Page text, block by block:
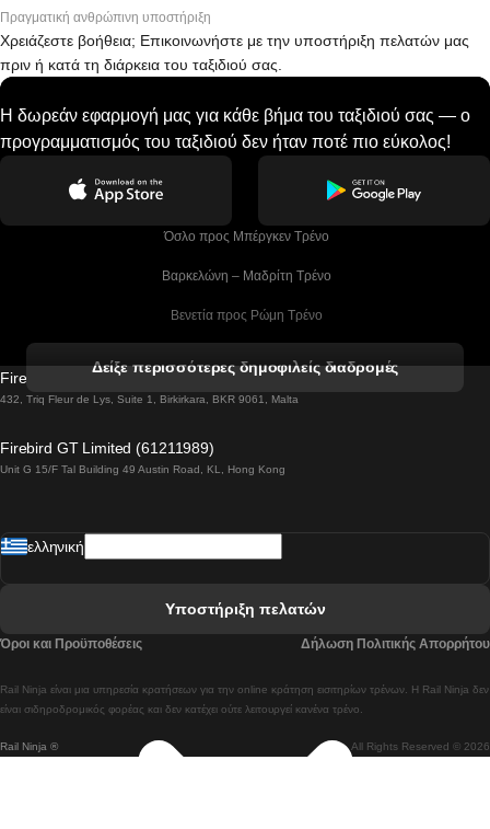
Πραγματική ανθρώπινη υποστήριξη
Χρειάζεστε βοήθεια; Επικοινωνήστε με την υποστήριξη πελατών μας
πριν ή κατά τη διάρκεια του ταξιδιού σας.
Η δωρεάν εφαρμογή μας για κάθε βήμα του ταξιδιού σας — ο
προγραμματισμός του ταξιδιού δεν ήταν ποτέ πιο εύκολος!
Όσλο προς Μπέργκεν Tρένο
Βαρκελώνη – Μαδρίτη Tρένο
Βενετία προς Ρώμη Τρένο
Βιέννη προς Σάλτσμπουργκ Τρένα
Βουδαπέστη προς Πράγα Tρένο
Λισαβόνα προς Λάγος Tρένο
Λισαβόνα προς Μαδρίτη Τρένα
Δείξε περισσότερες δημοφιλείς διαδρομές
Firebird GT Limited (OC 1451)
432, Triq Fleur de Lys, Suite 1, Birkirkara, BKR 9061, Malta
Firebird GT Limited (61211989)
Unit G 15/F Tal Building 49 Austin Road, KL, Hong Kong
Rail Ninja ® All Rights Reserved © 2026
Rail Ninja είναι μια υπηρεσία κρατήσεων για την online κράτηση εισιτηρίων τρένων. Η Rail Ninja δεν
είναι σιδηροδρομικός φορέας και δεν κατέχει ούτε λειτουργεί κανένα τρένο.
ελληνική
Υποστήριξη πελατών
Όροι και Προϋποθέσεις Δήλωση Πολιτικής Απορρήτου